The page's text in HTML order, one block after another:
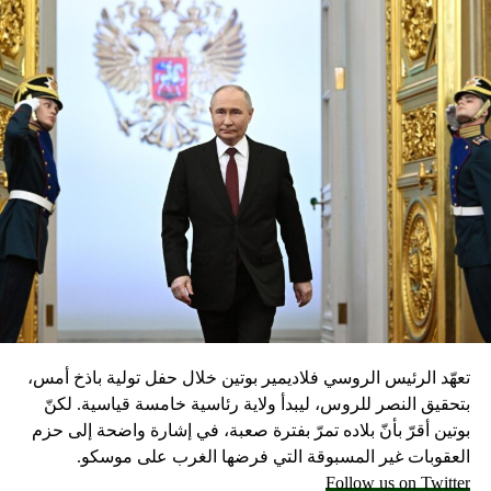
وقال رئيس واحدة من أكبر جمعيات الناقلين البحريين في العالم
السبت إن بعض الشركات أمرت ناقلاتها بتجنب المرور عبر
مضيق هرمز أو خليج عمان، بعد هذه الهجمات.
وأضاف جاكوب لارسن، مدير الأمن البحري في جمعية بيمكو في
تصريح لبي بي سي إن الناقلات قد تحتاج إلى حراسة ترافقها في
طريقها إذا ساءت الأمور أكثر.
خليج عمان: ترامب يكرر اتهام إيران وغوتيريش يدعو لتحقيق
مستقل
خليج عمان: بريطانيا تدعم اتهامات الولايات المتحدة لإيران
بالهجوم على ناقلتي نفط
مصدر الصورة
Image caption
مايك بومبيو (في اليمين) يحمل إيران المسؤولية عن التفجيرات
تعهّد الرئيس الروسي فلاديمير بوتين خلال حفل تولية باذخ أمس،
بتحقيق النصر للروس، ليبدأ ولاية رئاسية خامسة قياسية. لكنّ
بوتين أقرّ بأنّ بلاده تمرّ بفترة صعبة، في إشارة واضحة إلى حزم
العقوبات غير المسبوقة التي فرضها الغرب على موسكو.
Follow us on Twitter